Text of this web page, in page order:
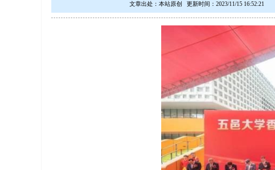
文章出处：本站原创 更新时间：2023/11/15 16:52:21